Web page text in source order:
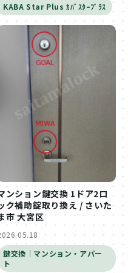
KABA Star Plus ｶﾊﾞｽﾀｰﾌﾟﾗｽ
ンション鍵交換 1ドア2ロ
ク補助錠取り換え / さいた
市 大宮区
鍵交換｜マンション・アパー
ト